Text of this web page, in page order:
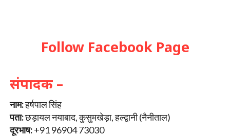
Follow Facebook Page
संपादक –
नाम:हर्षपाल सिंह
पता:छड़ायल नयाबाद, कुसुमखेड़ा, हल्द्वानी (नैनीताल)
दूरभाष:+91 96904 73030